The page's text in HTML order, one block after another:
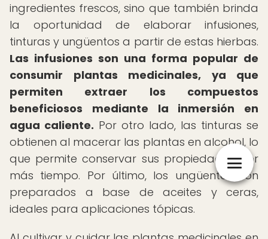
ingredientes frescos, sino que también brinda
la oportunidad de elaborar infusiones,
tinturas y ungüentos a partir de estas hierbas.
Las infusiones son una forma popular de
consumir plantas medicinales, ya que
permiten extraer los compuestos
beneficiosos mediante la inmersión en
agua caliente. Por otro lado, las tinturas se
obtienen al macerar las plantas en alcohol, lo
que permite conservar sus propiedades por
más tiempo. Por último, los ungüentos son
preparados a base de aceites y ceras,
ideales para aplicaciones tópicas.